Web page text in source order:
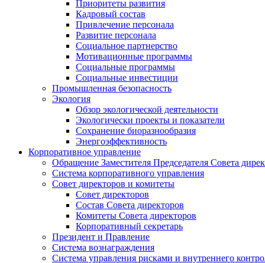
Приоритеты развития
Кадровый состав
Привлечение персонала
Развитие персонала
Социальное партнерство
Мотивационные программы
Социальные программы
Социальные инвестиции
Промышленная безопасность
Экология
Обзор экологической деятельности
Экологически проекты и показатели
Сохранение биоразнообразия
Энергоэффективность
Корпоративное управление
Обращение Заместителя Председателя Совета
Система корпоративного управления
Совет директоров и комитеты
Совет директоров
Состав Совета директоров
Комитеты Совета директоров
Корпоративный секретарь
Президент и Правление
Система вознаграждения
Система управления рисками и внутреннего